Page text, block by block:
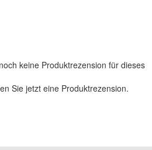
keine Produktrezension für dieses
Sie jetzt eine Produktrezension.